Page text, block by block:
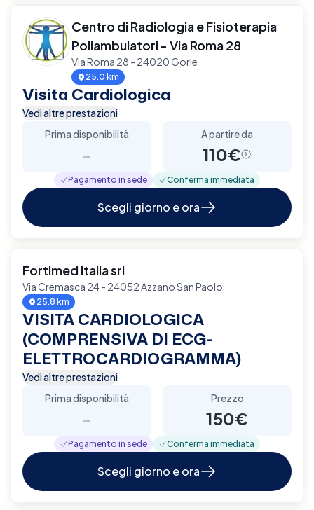
Centro di Radiologia e Fisioterapia
Poliambulatori - Via Roma 28
Via Roma 28 - 24020 Gorle
25.0 km
Visita Cardiologica
Vedi altre prestazioni
Prima disponibilità
-
A partire da
110€
Pagamento in sede Conferma immediata
Scegli giorno e ora
Fortimed Italia srl
Via Cremasca 24 - 24052 Azzano San Paolo
25.8 km
VISITA CARDIOLOGICA
(COMPRENSIVA DI ECG-
ELETTROCARDIOGRAMMA)
Vedi altre prestazioni
Prima disponibilità
-
Prezzo
150€
Pagamento in sede Conferma immediata
Scegli giorno e ora